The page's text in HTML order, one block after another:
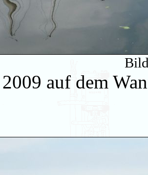
auf dem